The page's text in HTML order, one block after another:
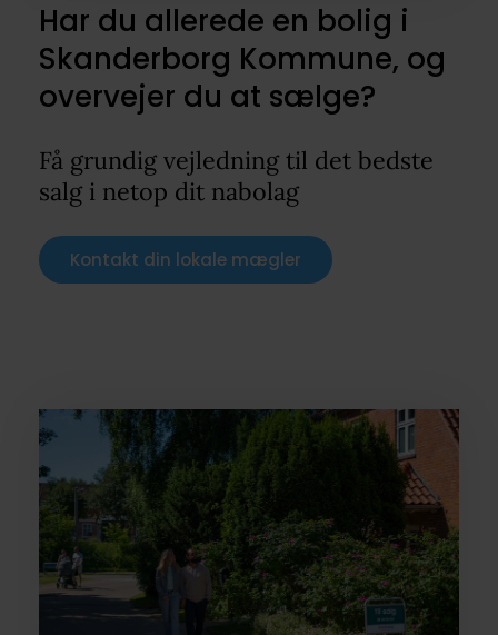
Har du allerede en bolig i
Skanderborg Kommune, og
overvejer du at sælge?
Få grundig vejledning til det bedste
salg i netop dit nabolag
Kontakt din lokale mægler